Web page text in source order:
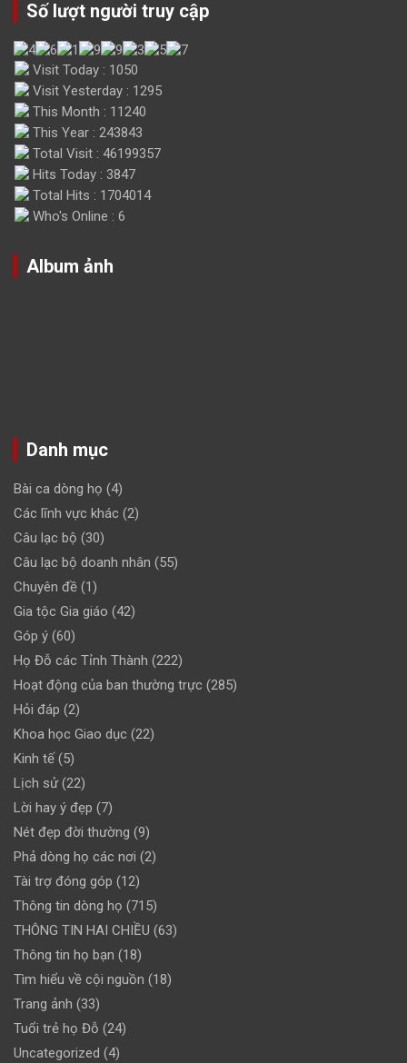
Số lượt người truy cập
Visit Today : 1050
Visit Yesterday : 1295
This Month : 11240
This Year : 243843
Total Visit : 46199357
Hits Today : 3847
Total Hits : 1704014
Who's Online : 6
Album ảnh
Danh mục
Bài ca dòng họ (4)
Các lĩnh vực khác (2)
Câu lạc bộ (30)
Câu lạc bộ doanh nhân (55)
Chuyên đề (1)
Gia tộc Gia giáo (42)
Góp ý (60)
Họ Đỗ các Tỉnh Thành (222)
Hoạt động của ban thường trực (285)
Hỏi đáp (2)
Khoa học Giao dục (22)
Kinh tế(5)
Lịch sử(22)
Lời hay ý đẹp (7)
Nét đẹp đời thường (9)
Phả dòng họ các nơi (2)
Tài trợ đóng góp (12)
Thông tin dòng họ (715)
THÔNG TIN HAI CHIỀU (63)
Thông tin họ bạn (18)
Tìm hiểu về cội nguồn (18)
Trang ảnh (33)
Tuổi trẻ họ Đỗ (24)
Uncategorized (4)